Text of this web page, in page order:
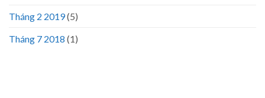
Tháng 2 2019(5)
Tháng 7 2018 (1)